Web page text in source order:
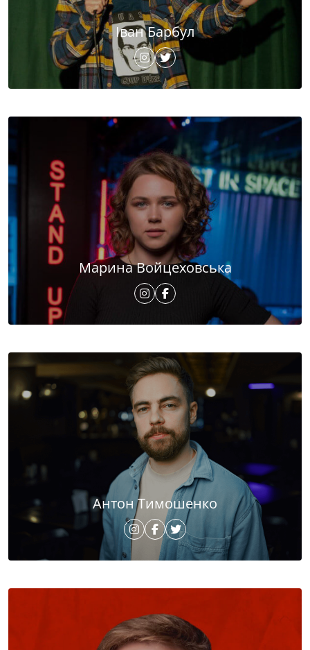
Іван Барбул
Марина Войцеховська
Антон Тимошенко